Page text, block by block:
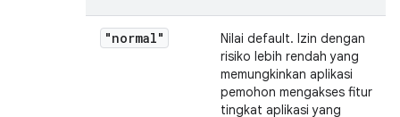
"normal"
Nilai default. Izin dengan
risiko lebih rendah yang
memungkinkan aplikasi
pemohon mengakses fitur
tingkat aplikasi yang